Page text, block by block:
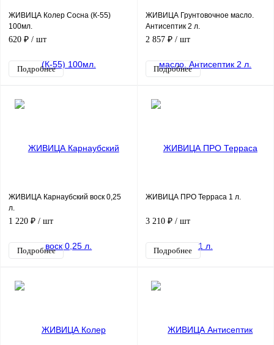
ЖИВИЦА Колер Сосна (К-55)
100мл.
620 ₽ / шт
Подробнее
ЖИВИЦА Грунтовочное масло.
Антисептик 2 л.
2 857 ₽ / шт
Подробнее
ЖИВИЦА Карнаубский воск 0,25
л.
1 220 ₽ / шт
Подробнее
ЖИВИЦА ПРО Терраса 1 л.
3 210 ₽ / шт
Подробнее